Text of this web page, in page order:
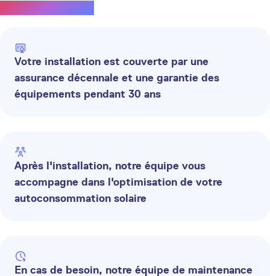
profiter du soleil.
Votre installation est couverte par une
assurance décennale et une garantie des
équipements pendant 30 ans
Après l'installation, notre équipe vous
accompagne dans l'optimisation de votre
autoconsommation solaire
En cas de besoin, notre équipe de maintenance